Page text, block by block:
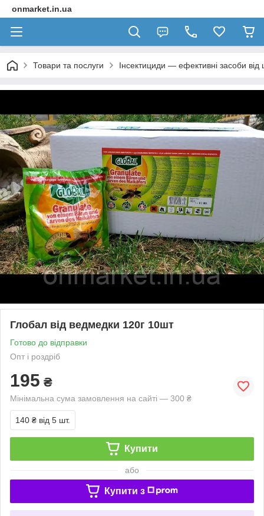
onmarket.in.ua
Товари та послуги Інсектициди — ефективні засоби від
Глобал від ведмедки 120г 10шт
Готово до відправки
Опт і роздріб
195 ₴
Мінімальна сума замовлення на сайті — 300 ₴
140 ₴ від 5 шт.
Купити
або
Купити з